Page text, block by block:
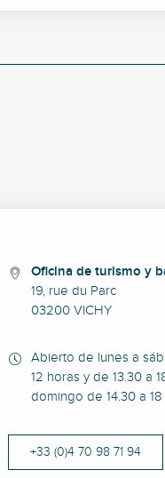
Oficina de turismo y
19, rue du Parc
03200 VICHY
Abierto de lunes a
12 horas y de 13.30 a
domingo de 14.30 a
+33 (0)4 70 98 71 94